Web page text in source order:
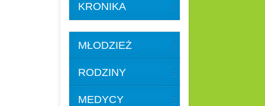
KRONIKA
MŁODZIEŻ
RODZINY
MEDYCY